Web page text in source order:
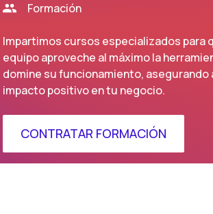
Formación
Impartimos cursos especializados para
equipo aproveche al máximo la
domine su funcionamiento, asegurando
impacto positivo en tu negocio.
CONTRATAR FORMACIÓN